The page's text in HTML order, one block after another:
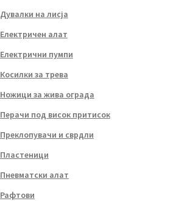
Дувалки на лисја
Електричен алат
Електрични пумпи
Косилки за трева
Ножици за жива ограда
Перачи под висок притисок
Преклопувачи и сврдли
Пластеници
Пневматски алат
Рафтови